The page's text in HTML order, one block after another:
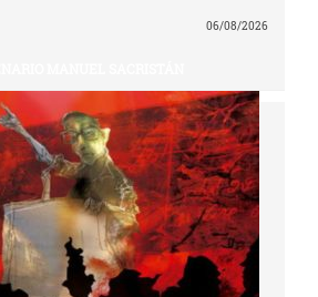
06/08/2026